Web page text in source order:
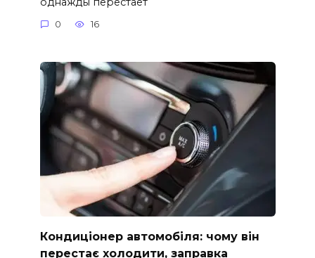
0 16
Кондиціонер автомобіля: чому він
перестає холодити, заправка